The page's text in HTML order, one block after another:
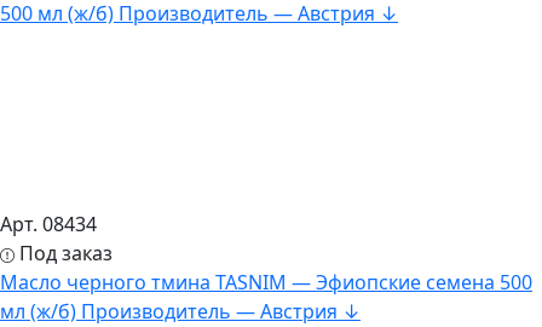
Арт. 08434
Под заказ
Масло черного тмина TASNIM — Эфиопские семена 500
мл (ж/б) Производитель — Австрия ↓